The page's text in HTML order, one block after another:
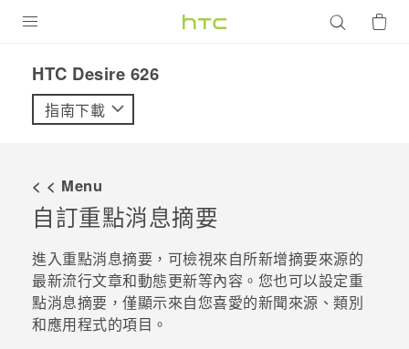
VIVE
配件
優惠專區
焦點訊息
銷售門市
HTC Desire 626‎
指南下載
< < Menu
自訂重點消息摘要
進入重點消息摘要，可檢視來自所新增摘要來源的
最新流行文章和動態更新等內容。您也可以設定重
點消息摘要，僅顯示來自您喜愛的新聞來源、類別
和應用程式的項目。